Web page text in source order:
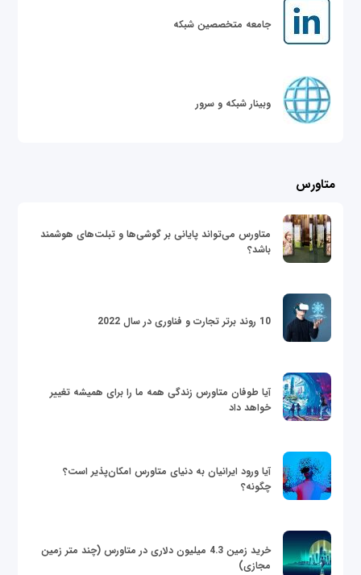
جامعه متخصصین شبکه
وبینار شبکه و سرور
متاورس
متاورس می‌تواند پایانی بر گوشی‌ها و تبلت‌های هوشمند
باشد؟
10 روند برتر تجارت و فناوری در سال 2022
آیا طوفان متاورس زندگی همه ما را برای همیشه تغییر
خواهد داد
آیا ورود ایرانیان به دنیای متاورس امکان‌پذیر است؟
چگونه؟
خرید زمین 4.3 میلیون دلاری در متاورس (چند متر زمین
مجازی)